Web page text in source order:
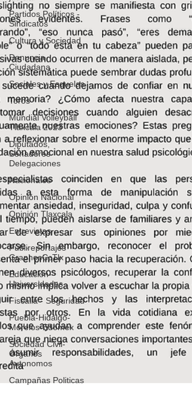
Partidos Políticos -
Sindicatos
Cultura y Sociedad
Denuncia
Ciudadana
Sociales y Esquelas
Toros
Mundial Volleyball
Tlaxcala 2023
Diputados,
Senadores
Delegaciones
Nacionales
Opinión Nacional
Opinión Tlaxcala
Entrevistas
Publireportajes
GraphosCcTlx
Educación-
Universidades
Fiscalia - Seguridad
Puebla-Hidalgo-
Morelos-Edomex
Sociedad Civil-
Órganos
Autonomos
Campañas Politicas